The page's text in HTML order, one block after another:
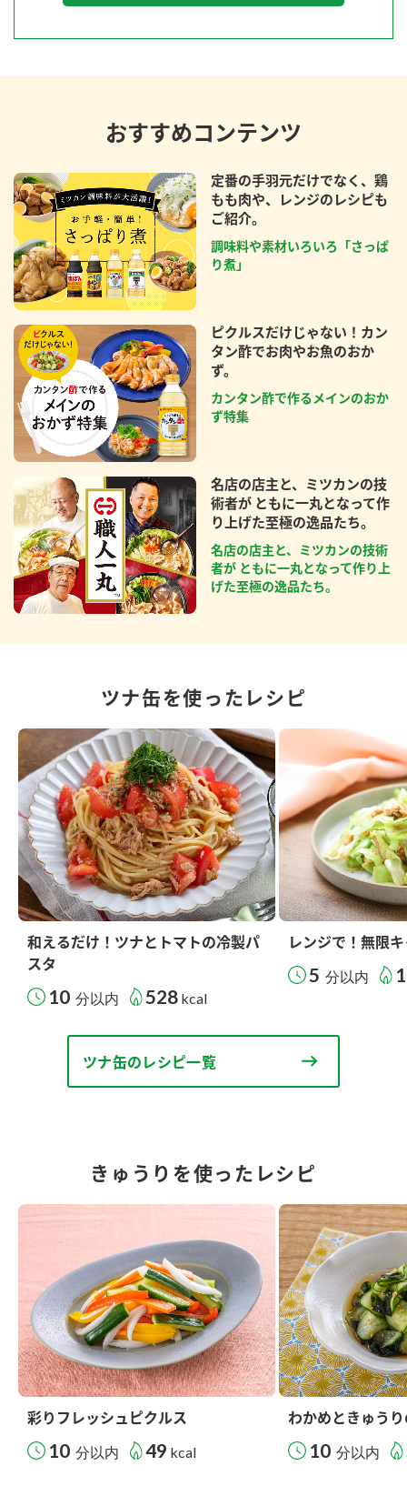
おすすめコンテンツ
定番の手羽元だけでなく、鶏
もも肉や、レンジのレシピも
ご紹介。
調味料や素材いろいろ「さっぱ
り煮」
ピクルスだけじゃない！カン
タン酢でお肉やお魚のおか
ず。
カンタン酢で作るメインのおか
ず特集
名店の店主と、ミツカンの技
術者が ともに一丸となって作
り上げた至極の逸品たち。
名店の店主と、ミツカンの技術
者が ともに一丸となって作り上
げた至極の逸品たち。
ツナ缶を使ったレシピ
和えるだけ！ツナとトマトの冷製パ
スタ
10 分以内 528 kcal
レンジで！無限
5 分以内
ツナ缶のレシピ一覧
きゅうりを使ったレシピ
彩りフレッシュピクルス
10 分以内 49 kcal
わかめときゅう
10 分以内